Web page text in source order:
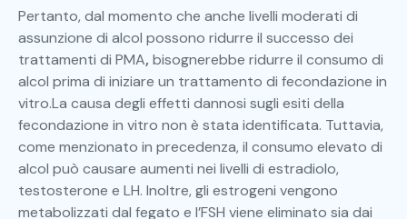
Pertanto, dal momento che anche livelli moderati di
assunzione di alcol possono ridurre il successo dei
trattamenti di PMA, bisognerebbe ridurre il consumo di
alcol prima di iniziare un trattamento di fecondazione in
vitro.La causa degli effetti dannosi sugli esiti della
fecondazione in vitro non è stata identificata. Tuttavia,
come menzionato in precedenza, il consumo elevato di
alcol può causare aumenti nei livelli di estradiolo,
testosterone e LH. Inoltre, gli estrogeni vengono
metabolizzati dal fegato e l’FSH viene eliminato sia dai